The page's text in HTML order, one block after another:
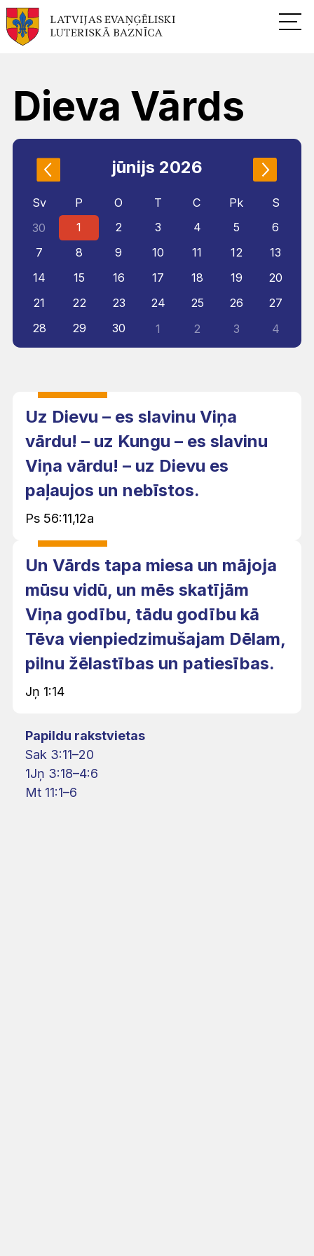
Dieva Vārds
Uz Dievu – es slavinu Viņa
vārdu! – uz Kungu – es slavinu
Viņa vārdu! – uz Dievu es
paļaujos un nebīstos.
Ps 56:11,12a
Un Vārds tapa miesa un mājoja
mūsu vidū, un mēs skatījām
Viņa godību, tādu godību kā
Tēva vienpiedzimušajam Dēlam,
pilnu žēlastības un patiesības.
Jņ 1:14
Papildu rakstvietas
Sak 3:11–20
1Jņ 3:18–4:6
Mt 11:1–6
jūnijs 2026
Sv P O T C Pk
S
30
1 2 3 4 5
6
7
8 9 10 11 12
13
14
15 16 17 18 19
20
21
22 23 24 25 26
27
28
29 30 1 2 3 4